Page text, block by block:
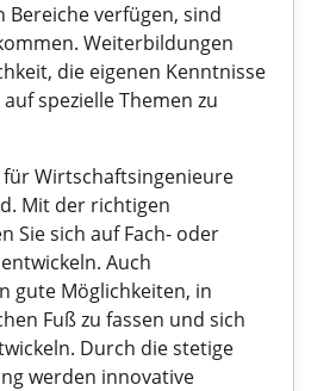
verfügen, sind
Weiterbildungen
die eigenen Kenntnisse
spezielle Themen zu
Wirtschaftsingenieure
Mit der richtigen
Sie sich auf Fach- oder
Auch
gute Möglichkeiten, in
Fuß zu fassen und sich
Durch die stetige
werden innovative